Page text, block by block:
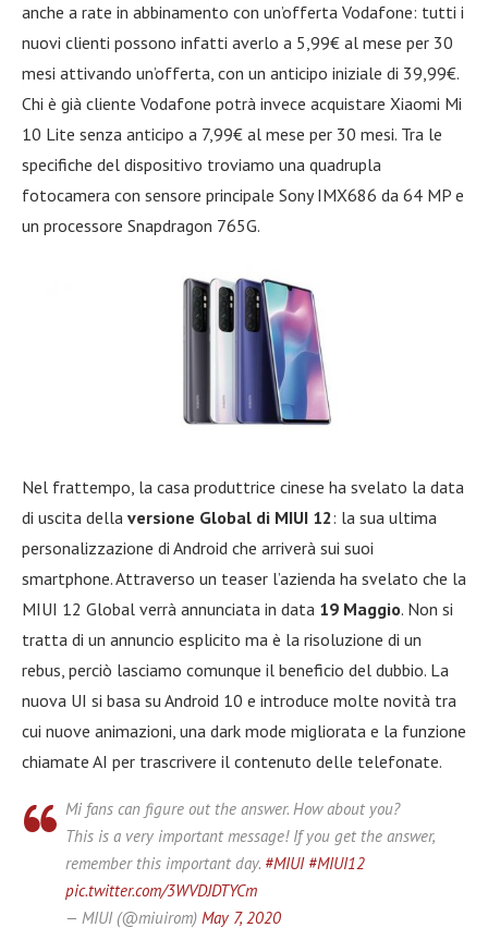
anche a rate in abbinamento con un’offerta Vodafone: tutti i
nuovi clienti possono infatti averlo a 5,99€ al mese per 30
mesi attivando un’offerta, con un anticipo iniziale di 39,99€.
Chi è già cliente Vodafone potrà invece acquistare Xiaomi Mi
10 Lite senza anticipo a 7,99€ al mese per 30 mesi. Tra le
specifiche del dispositivo troviamo una quadrupla
fotocamera con sensore principale Sony IMX686 da 64 MP e
un processore Snapdragon 765G.
Nel frattempo, la casa produttrice cinese ha svelato la data
di uscita della versione Global di MIUI 12: la sua ultima
personalizzazione di Android che arriverà sui suoi
smartphone. Attraverso un teaser l’azienda ha svelato che la
MIUI 12 Global verrà annunciata in data 19 Maggio. Non si
tratta di un annuncio esplicito ma è la risoluzione di un
rebus, perciò lasciamo comunque il beneficio del dubbio. La
nuova UI si basa su Android 10 e introduce molte novità tra
cui nuove animazioni, una dark mode migliorata e la funzione
chiamate AI per trascrivere il contenuto delle telefonate.
Mi fans can figure out the answer. How about you?
This is a very important message! If you get the answer,
remember this important day. #MIUI #MIUI12
pic.twitter.com/3WVDJDTYCm
— MIUI (@miuirom) May 7, 2020